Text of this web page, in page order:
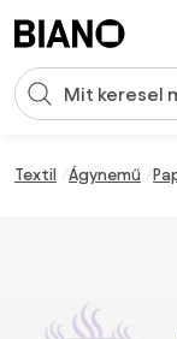
Keresési bevitel
Textil Ágynemű